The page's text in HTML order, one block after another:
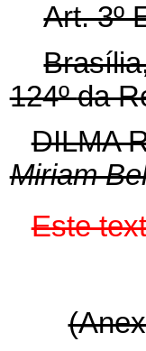
Art. 3º
124ºda
DILMA
Miriam
Este